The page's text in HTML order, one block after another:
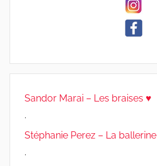
Sandor Marai – Les braises ♥
.
Stéphanie Perez – La
.